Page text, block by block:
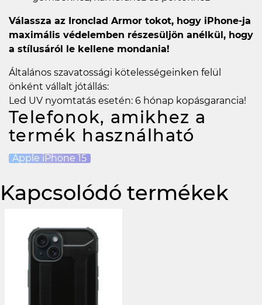
Válassza az Ironclad Armor tokot, hogy iPhone-ja
maximális védelemben részesüljön anélkül, hogy
a stílusáról le kellene mondania!
Általános szavatossági kötelességeinken felül
önként vállalt jótállás:
Led UV nyomtatás esetén: 6 hónap kopásgarancia!
Telefonok, amikhez a
termék használható
Apple iPhone 15
Kapcsolódó termékek